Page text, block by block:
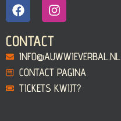
CONTACT
INFO@AUWWIEVERBAL.NL
CONTACT PAGINA
TICKETS KWIJT?